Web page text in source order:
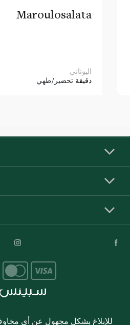
Maroulosalata
اليوناني
دقيقة تحضير/طهي
للإبلاغ بشكل مجهول عن أي مخاوف